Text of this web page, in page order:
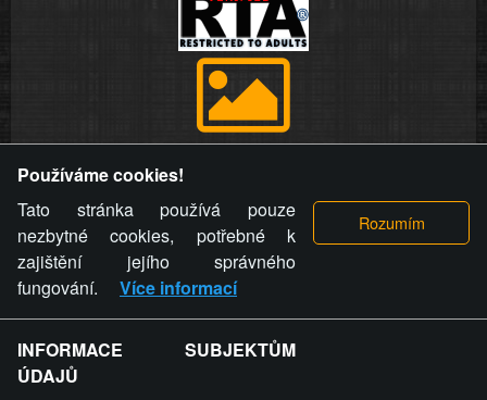
videa a komentáře. Osoba, které se toto opatření provozovatele
stránky týče, ani osoba, která umístila fotografii nebo video na
stránku, nemůže z důvodu odstranění fotografie, videa nebo
komentáře pro výše uvedenou okolnost uplatnit vůči
provozovateli stránky žádný nárok na náhradu škody nebo
nemajetkové újmy.
ZVRÁCENÝ.CZ - Svět není zvrácenej. To jen
Používáme cookies!
Tato stránka používá pouze
nezbytné cookies, potřebné k
zajištění jejího správného
fungování.
Více informací
INFORMACE SUBJEKTŮM
ÚDAJŮ